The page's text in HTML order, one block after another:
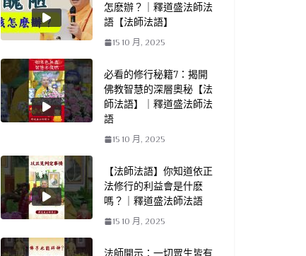
怎麽辦？｜釋道盛法師法
語【法師法語】
15 10 月, 2025
必看的修行秘籍7：揭開
佛教智慧的深層奧秘【法
師法語】｜釋道盛法師法
語
15 10 月, 2025
【法師法語】你知道依正
法修行的利益會是什麽
嗎？｜釋道盛法師法語
15 10 月, 2025
法師開示：一切眾生皆有